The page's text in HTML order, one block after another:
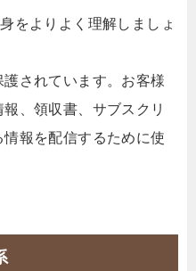
をよりよく理解しましょ
されています。お客様
、領収書、サブスクリ
報を配信するために使